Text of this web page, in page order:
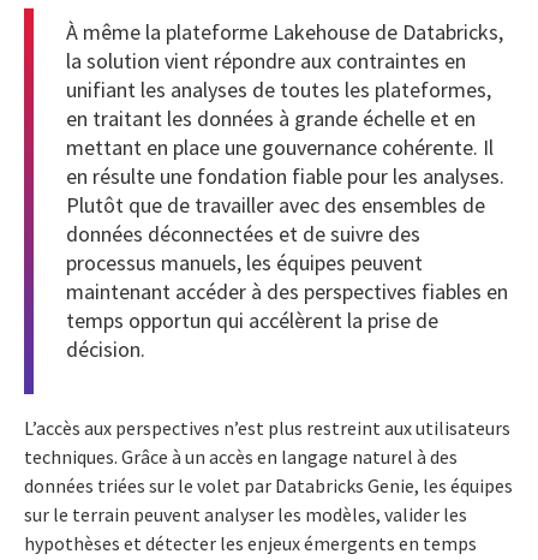
À même la plateforme Lakehouse de Databricks,
la solution vient répondre aux contraintes en
unifiant les analyses de toutes les plateformes,
en traitant les données à grande échelle et en
mettant en place une gouvernance cohérente. Il
en résulte une fondation fiable pour les analyses.
Plutôt que de travailler avec des ensembles de
données déconnectées et de suivre des
processus manuels, les équipes peuvent
maintenant accéder à des perspectives fiables en
temps opportun qui accélèrent la prise de
décision.
L’accès aux perspectives n’est plus restreint aux utilisateurs
techniques. Grâce à un accès en langage naturel à des
données triées sur le volet par Databricks Genie, les équipes
sur le terrain peuvent analyser les modèles, valider les
hypothèses et détecter les enjeux émergents en temps